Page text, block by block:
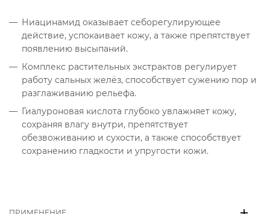
Ниацинамид оказывает себорегулирующее
действие, успокаивает кожу, а также препятствует
появлению высыпаний.
Комплекс растительных экстрактов регулирует
работу сальных желёз, способствует сужению пор и
разглаживанию рельефа.
Гиалуроновая кислота глубоко увлажняет кожу,
сохраняя влагу внутри, препятствует
обезвоживанию и сухости, а также способствует
сохранению гладкости и упругости кожи.